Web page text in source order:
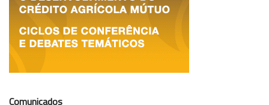
Comunicados